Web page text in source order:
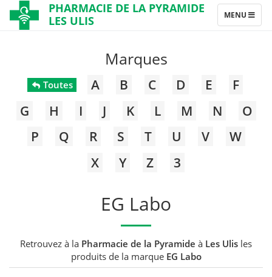
PHARMACIE DE LA PYRAMIDE
LES ULIS
TOGGLE
NAVIGATION
MENU
Marques
Toutes A B C D E
F
G
H I J K L M N
O
P
Q R S T U V
W
X
Y Z 3
EG Labo
Retrouvez à la Pharmacie de la Pyramide à Les Ulis les
produits de la marque EG Labo